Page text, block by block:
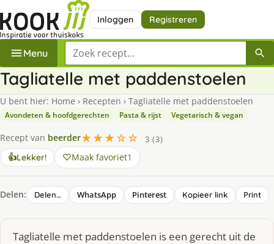
Inloggen Registreren
Menu Zoek een recept
Tagliatelle met paddenstoelen
U bent hier: Home › Recepten › Tagliatelle met paddenstoelen
Avondeten & hoofdgerechten Pasta & rijst Vegetarisch & vegan
Recept van beerder★★★☆☆
3 (3)
👍Lekker! Maak favoriet1
Delen: Delen… WhatsApp Pinterest Kopieer link Print
Tagliatelle met paddenstoelen is een gerecht uit de